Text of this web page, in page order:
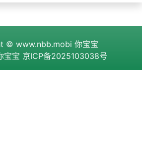
© www.nbb.mobi 你宝宝
宝宝 京ICP备2025103038号